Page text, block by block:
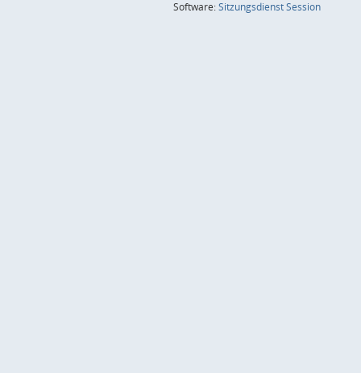
Software:SitzungsdienstSession(Wird in